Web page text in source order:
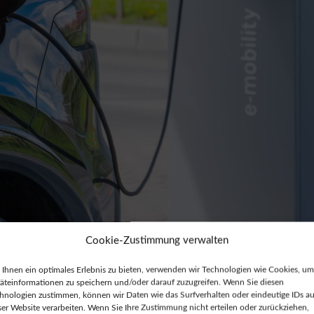
Cookie-Zustimmung verwalten
Ihnen ein optimales Erlebnis zu bieten, verwenden wir Technologien wie Cookies, um
zu speichern und/oder darauf zuzugreifen. Wenn Sie diesen
zustimmen, können wir Daten wie das Surfverhalten oder eindeutige IDs
Website verarbeiten. Wenn Sie Ihre Zustimmung nicht erteilen oder zurückziehen,
für das bidirektionale Laden vorbereitet sind. Diese